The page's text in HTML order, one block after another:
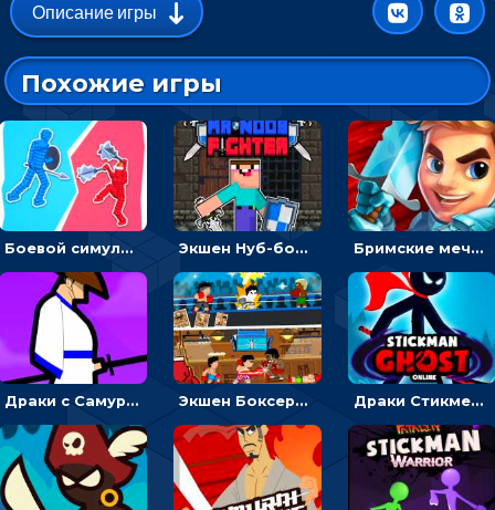
Описание игры
Похожие игры
Боевой симулятор 3D: повтори позу рыцаря и победи врага Экшен Нуб-боец: прыгать через препятствия или бить врагов мечом Бримские мечи: бежать через преграды, бить врагов и собирать монеты
Драки с Самураем: бить мечом, чтобы уничтожать врагов Экшен Боксерский боец: менять сторону, чтобы бить противников Драки Стикмена с призраками: бить мечом или уходить от подземных кольев